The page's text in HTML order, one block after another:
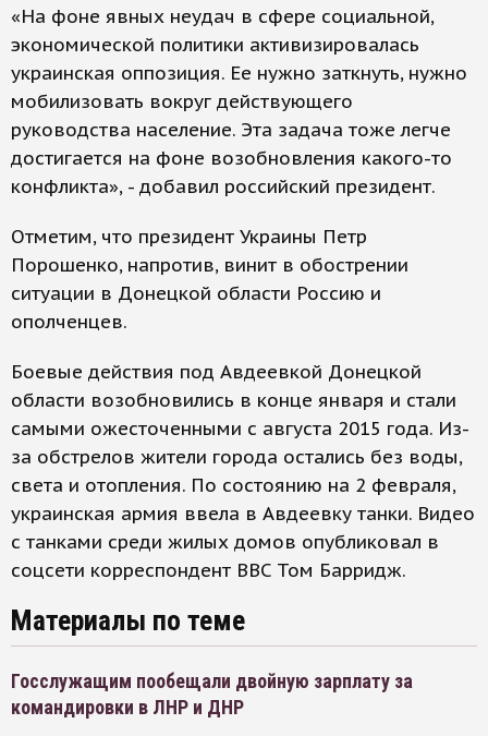
«На фоне явных неудач в сфере социальной,
экономической политики активизировалась
украинская оппозиция. Ее нужно заткнуть, нужно
мобилизовать вокруг действующего
руководства население. Эта задача тоже легче
достигается на фоне возобновления какого-то
конфликта», - добавил российский президент.
Отметим, что президент Украины Петр
Порошенко, напротив, винит в обострении
ситуации в Донецкой области Россию и
ополченцев.
Боевые действия под Авдеевкой Донецкой
области возобновились в конце января и стали
самыми ожесточенными с августа 2015 года. Из-
за обстрелов жители города остались без воды,
света и отопления. По состоянию на 2 февраля,
украинская армия ввела в Авдеевку танки. Видео
с танками среди жилых домов опубликовал в
соцсети корреспондент BBC Том Барридж.
Материалы по теме
Госслужащим пообещали двойную зарплату за
командировки в ЛНР и ДНР